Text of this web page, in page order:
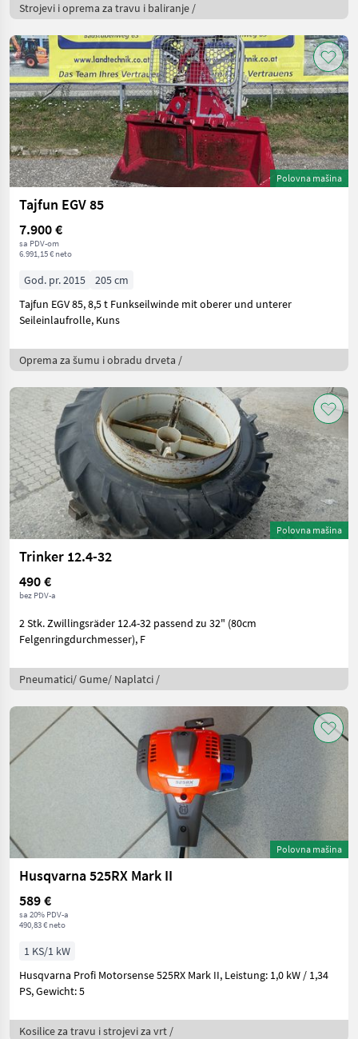
Strojevi i oprema za travu i baliranje /
Polovna mašina
Tajfun EGV 85
7.900 €
sa PDV-om
6.991,15 € neto
God. pr. 2015
205 cm
Tajfun EGV 85, 8,5 t Funkseilwinde mit oberer und unterer
Seileinlaufrolle, Kuns
Oprema za šumu i obradu drveta /
Polovna mašina
Trinker 12.4-32
490 €
bez PDV-a
2 Stk. Zwillingsräder 12.4-32 passend zu 32" (80cm
Felgenringdurchmesser), F
Pneumatici/ Gume/ Naplatci /
Polovna mašina
Husqvarna 525RX Mark II
589 €
sa 20% PDV-a
490,83 € neto
1 KS/1 kW
Husqvarna Profi Motorsense 525RX Mark II, Leistung: 1,0 kW / 1,34
PS, Gewicht: 5
Kosilice za travu i strojevi za vrt /